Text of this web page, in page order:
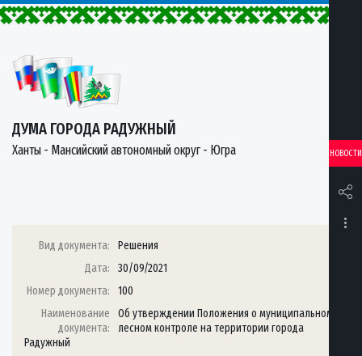
ДУМА ГОРОДА РАДУЖНЫЙ
Ханты - Мансийский автономный округ - Югра НОВОСТИ
Вид документа:
Решения
Дата:
30/09/2021
Номер документа:
100
Наименование
документа:
Об утверждении Положения о муниципальном
лесном контроле на территории города
Радужный